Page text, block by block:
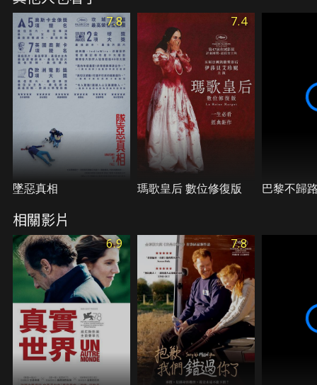
抱自己的外孫女。與社會脫節近三十年的男人重新走
入家庭，原本看似平靜恬淡的生活即將掀起波瀾...
7.8
墜惡真相
7.4
瑪歌皇后 數位修復版 巴黎不歸
相關影片
6.9 7.8